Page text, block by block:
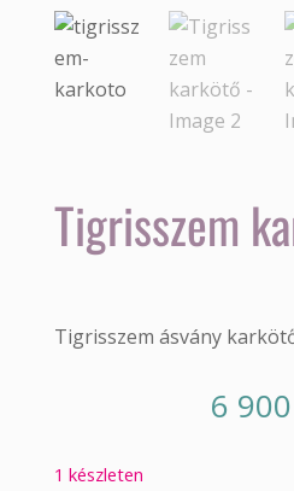
Tigrisszem
Tigrisszem ásvány
6 900
1 készleten